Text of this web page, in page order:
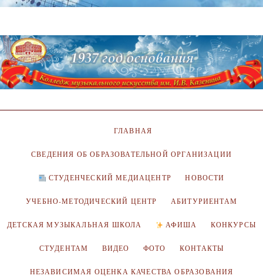
ГЛАВНАЯ
СВЕДЕНИЯ ОБ ОБРАЗОВАТЕЛЬНОЙ ОРГАНИЗАЦИИ
СТУДЕНЧЕСКИЙ МЕДИАЦЕНТР НОВОСТИ
УЧЕБНО-МЕТОДИЧЕСКИЙ ЦЕНТР АБИТУРИЕНТАМ
ДЕТСКАЯ МУЗЫКАЛЬНАЯ ШКОЛА АФИША КОНКУРСЫ
СТУДЕНТАМ ВИДЕО ФОТО КОНТАКТЫ
НЕЗАВИСИМАЯ ОЦЕНКА КАЧЕСТВА ОБРАЗОВАНИЯ